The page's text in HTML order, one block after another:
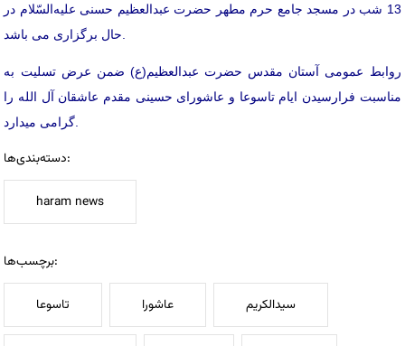
13 شب در مسجد جامع حرم مطهر حضرت عبدالعظیم حسنی علیه‌السّلام در
روابط عمومی آستان مقدس حضرت عبدالعظیم(ع) ضمن عرض تسلیت به
مناسبت فرارسیدن ایام تاسوعا و عاشورای حسینی مقدم عاشقان آل الله را
دسته‌بندی‌ها:
haram news
برچسب‌ها:
تاسوعا عاشورا سیدالکریم